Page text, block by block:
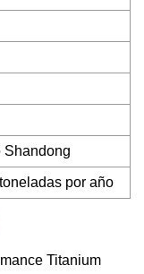
Shandong
por año